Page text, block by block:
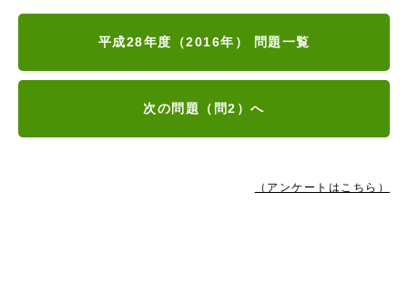
平成28年度（2016年） 問題一覧
次の問題（問2）へ
（アンケートはこちら）